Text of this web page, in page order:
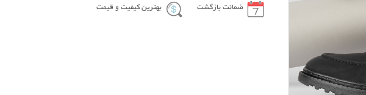
ضمانت بازگشت بهترین کیفیت و قیمت